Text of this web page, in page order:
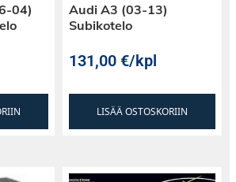
04)
Audi A3 (03-13)
Subikotelo
131,00€/kpl
LISÄÄ OSTOSKORIIN